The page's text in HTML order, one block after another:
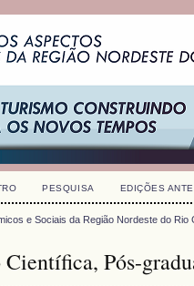
PESQUISA EDIÇÕES
e Sociais da Região Nordeste do Rio
Pós-